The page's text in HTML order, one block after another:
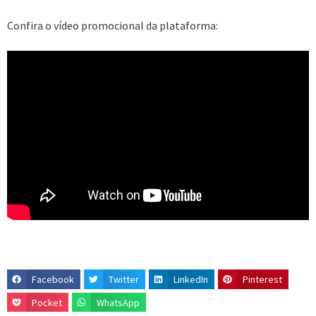
Confira o vídeo promocional da plataforma:
Facebook Twitter LinkedIn
Pinterest
Pocket
WhatsApp